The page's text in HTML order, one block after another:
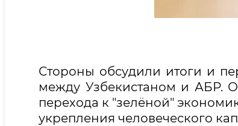
Стороны обсудили итоги и
между Узбекистаном и АБР.
перехода к "зелёной"
укрепления человеческого